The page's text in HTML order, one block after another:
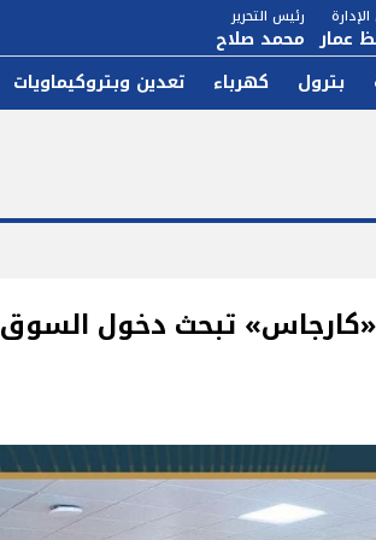
عمار
رئيس التحرير
محمد صلاح
بترول كهرباء تعدين وبتروكيماويات
«كارجاس» تبحث دخول السوق